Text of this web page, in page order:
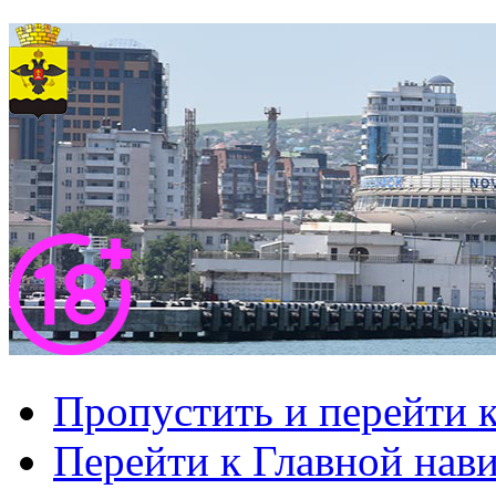
Пропустить и перейти
Перейти к Главной